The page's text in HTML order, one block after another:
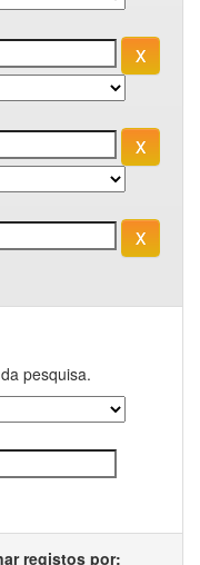
pesquisa.
registos por: